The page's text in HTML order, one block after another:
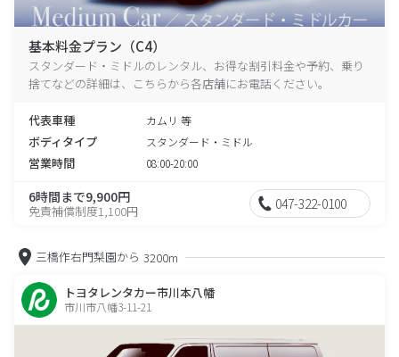
基本料金プラン（C4）
スタンダード・ミドルのレンタル、お得な割引料金や予約、乗り
捨てなどの詳細は、こちらから各店舗にお電話ください。
代表車種 カムリ 等
ボディタイプ スタンダード・ミドル
営業時間 08:00-20:00
6時間まで9,900円
免責補償制度1,100円 047-322-0100
三橋作右門梨園から 3200m
トヨタレンタカー市川本八幡
市川市八幡3-11-21